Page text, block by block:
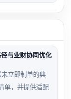
与业财协同优化
立即制单的典
单，并提供适配